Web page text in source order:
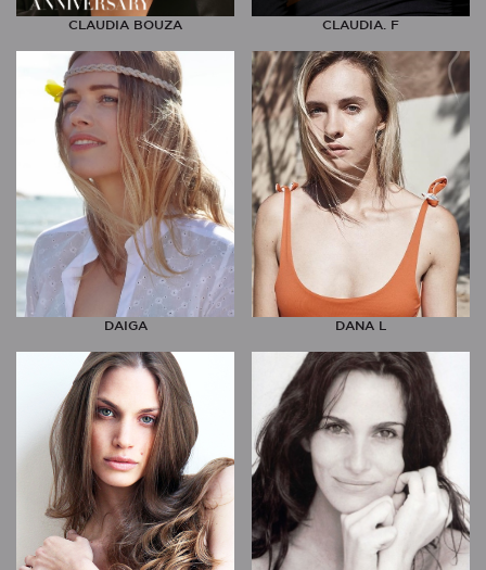
CLAUDIA BOUZA CLAUDIA. F
DAIGA DANA L